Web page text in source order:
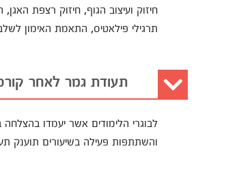
חיזוק ועיצוב הגוף, חיזוק רצפת
תרגילי פילאטיס, התאמת האימון
תעודת גמר לאחר
לבוגרי הלימודים אשר יעמדו
והשתתפות פעילה בשיעורים תוענק